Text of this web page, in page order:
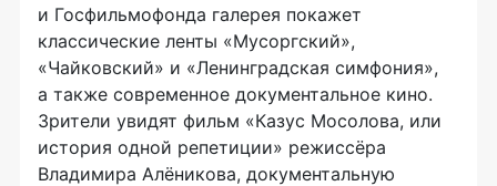
и Госфильмофонда галерея покажет
классические ленты «Мусоргский»,
«Чайковский» и «Ленинградская симфония»,
а также современное документальное кино.
Зрители увидят фильм «Казус Мосолова, или
история одной репетиции» режиссёра
Владимира Алёникова, документальную